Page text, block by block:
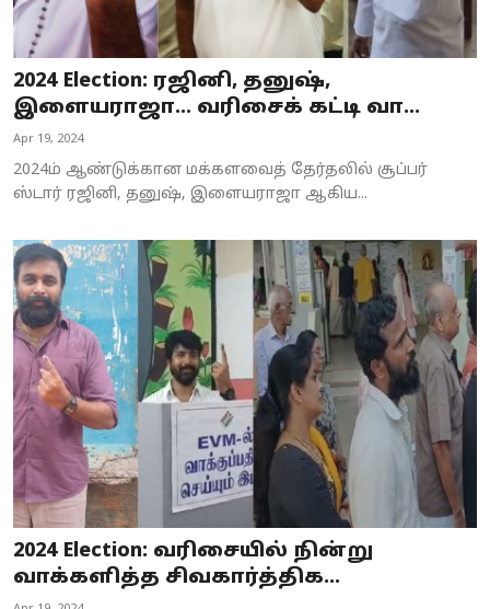
2024 Election: ரஜினி, தனுஷ்,
இளையராஜா… வரிசைக் கட்டி வா...
Apr 19, 2024
2024ம் ஆண்டுக்கான மக்களவைத் தேர்தலில் சூப்பர்
ஸ்டார் ரஜினி, தனுஷ், இளையராஜா ஆகிய...
2024 Election: வரிசையில் நின்று
வாக்களித்த சிவகார்த்திக...